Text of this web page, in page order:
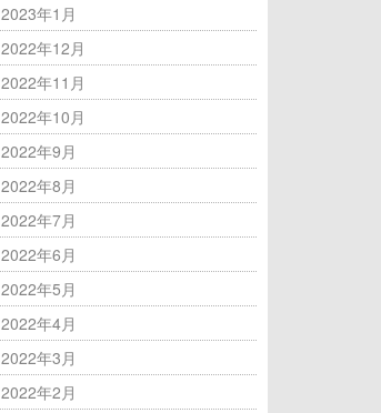
員様向け）
2023年1月
2022年12月
2022年11月
2022年10月
2022年9月
2022年8月
2022年7月
2022年6月
2022年5月
2022年4月
2022年3月
2022年2月